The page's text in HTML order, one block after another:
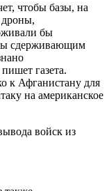
чтобы базы, на
дроны,
бы
сдерживающим
газета.
к Афганистану для
на американское
войск из